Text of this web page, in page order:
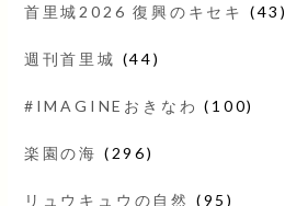
首里城2026 復興のキセキ (43)
週刊首里城 (44)
#IMAGINEおきなわ (100)
楽園の海 (296)
リュウキュウの自然 (95)